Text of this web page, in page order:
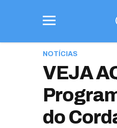
NOTÍCIAS
VEJA
do